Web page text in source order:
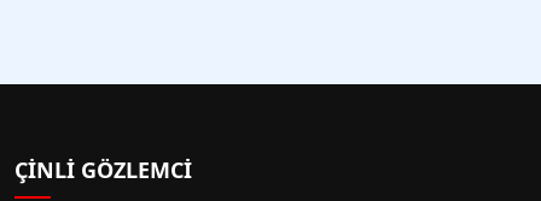
ÇINLI GÖZLEMCI